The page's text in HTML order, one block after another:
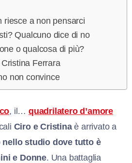
riesce a non pensarci
Qualcuno dice di no
o qualcosa di più?
Ferrara
non convince
, il…quadrilatero d’amore
Ciro e Cristinaè arrivato a
nello studio dove tutto è
e Donne. Una battaglia